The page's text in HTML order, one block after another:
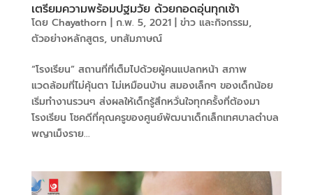
เตรียมความพร้อมปฐมวัย ด้วยกอดอุ่นทุกเช้า
โดย Chayathorn ก.พ. 5, 2021| ข่าว และกิจกรรม,
ตัวอย่างหลักสูตร, บทสัมภาษณ์
“โรงเรียน” สถานที่ที่เต็มไปด้วยผู้คนแปลกหน้า สภาพ
แวดล้อมที่ไม่คุ้นตา ไม่เหมือนบ้าน สมองเล็กๆ ของเด็กน้อย
เริ่มทำงานรวนๆ ส่งผลให้เด็กรู้สึกหวั่นใจทุกครั้งที่ต้องมา
โรงเรียน โชคดีที่คุณครูของศูนย์พัฒนาเด็กเล็กเทศบาลตำบล
พญาเม็งราย...